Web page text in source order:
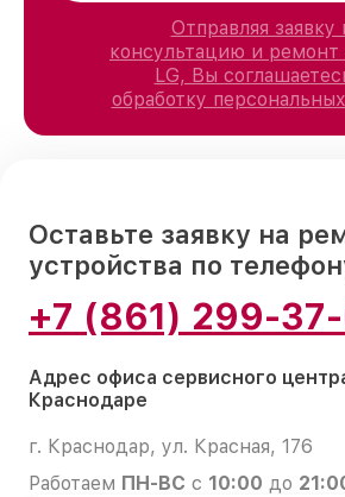
Отправляя заявку
консультацию и ремонт
LG, Вы
обработку
Оставьте заявку на
устройства по
+7 (861) 299-37-
Адрес офиса сервисного
Краснодаре
г. Краснодар, ул. Красная, 176
Работаем ПН-ВС с 10:00 до